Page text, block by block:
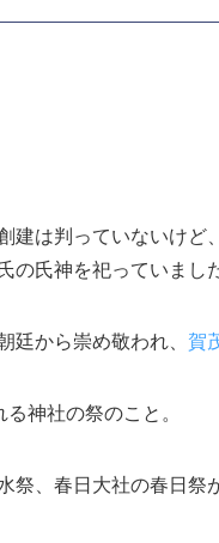
建は判っていないけ
の氏神を祀っていまし
廷から崇め敬われ、 賀
神社の祭のこと。
、春日大社の春日祭